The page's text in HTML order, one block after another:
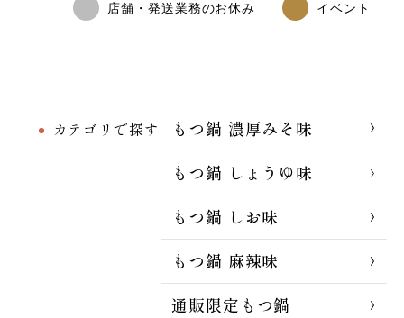
カテゴリで探す
もつ鍋 濃厚みそ味
もつ鍋 しょうゆ味
もつ鍋 しお味
もつ鍋 麻辣味
通販限定もつ鍋
店舗・発送業務のお休み イベント